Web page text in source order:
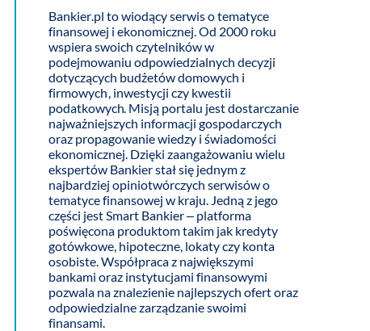
Bankier.pl to wiodący serwis o tematyce
finansowej i ekonomicznej. Od 2000 roku
wspiera swoich czytelników w
podejmowaniu odpowiedzialnych decyzji
dotyczących budżetów domowych i
firmowych, inwestycji czy kwestii
podatkowych. Misją portalu jest dostarczanie
najważniejszych informacji gospodarczych
oraz propagowanie wiedzy i świadomości
ekonomicznej. Dzięki zaangażowaniu wielu
ekspertów Bankier stał się jednym z
najbardziej opiniotwórczych serwisów o
tematyce finansowej w kraju. Jedną z jego
części jest Smart Bankier– platforma
poświęcona produktom takim jak kredyty
gotówkowe, hipoteczne, lokaty czy konta
osobiste. Współpraca z największymi
bankami oraz instytucjami finansowymi
pozwala na znalezienie najlepszych ofert oraz
odpowiedzialne zarządzanie swoimi
finansami.